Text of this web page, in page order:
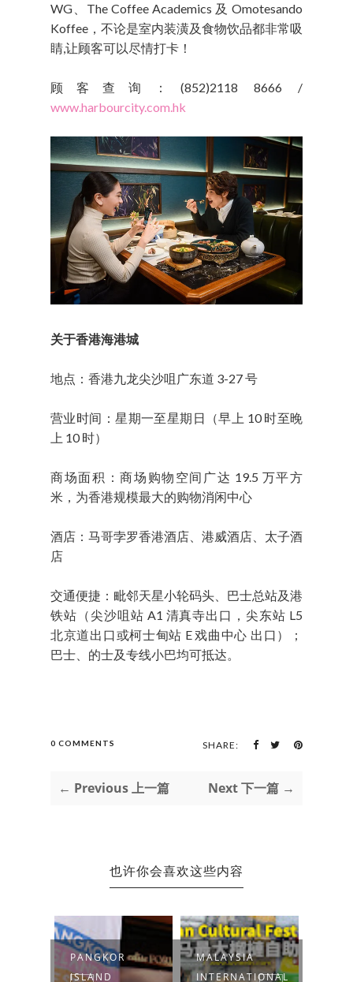
WG、The Coffee Academics 及 Omotesando
Koffee，不论是室内装潢及食物饮品都非常吸
睛,让顾客可以尽情打卡！
顾客查询：(852)2118 8666 /
www.harbourcity.com.hk
关于香港海港城
地点：香港九龙尖沙咀广东道 3-27 号
营业时间：星期一至星期日（早上 10 时至晚
上 10 时）
商场面积：商场购物空间广达 19.5 万平方
米，为香港规模最大的购物消闲中心
酒店：马哥孛罗香港酒店、港威酒店、太子酒
店
交通便捷：毗邻天星小轮码头、巴士总站及港
铁站（尖沙咀站 A1 清真寺出口，尖东站 L5
北京道出口或柯士甸站 E 戏曲中心 出口）；
巴士、的士及专线小巴均可抵达。
0 COMMENTS SHARE:
← Previous 上一篇 Next 下一篇 →
也许你会喜欢这些内容
PANGKOR
ISLAND
MALAYSIA
INTERNATIONAL